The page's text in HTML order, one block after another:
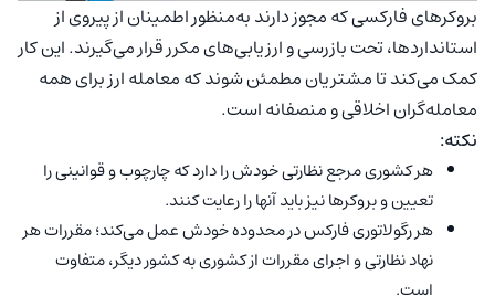
بروکرهای فارکسی که مجوز دارند به‌منظور اطمینان از پیروی از
استانداردها، تحت بازرسی و ارزیابی‌های مکرر قرار می‌گیرند. این کار
کمک می‌کند تا مشتریان مطمئن شوند که معامله ارز برای همه
معامله‌گران اخلاقی و منصفانه است.
نکته:
هر کشوری مرجع نظارتی خودش را دارد که چارچوب و قوانینی را
تعیین و بروکرها نیز باید آنها را رعایت کنند.
هر رگولاتوری فارکس در محدوده خودش عمل می‌کند؛ مقررات هر
نهاد نظارتی و اجرای مقررات از کشوری به کشور دیگر، متفاوت
است.